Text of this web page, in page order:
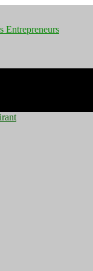
Pourquoi